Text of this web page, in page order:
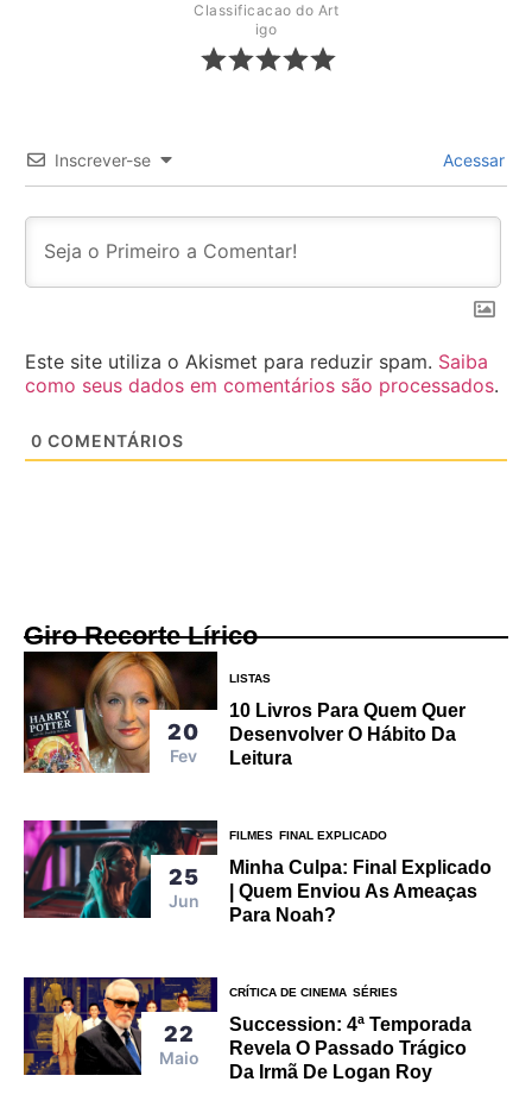
Classificacao do Art
igo
Inscrever-se Acessar
Este site utiliza o Akismet para reduzir spam. Saiba
como seus dados em comentários são processados.
0 COMENTÁRIOS
Giro Recorte Lírico
20
Fev
LISTAS
10 Livros Para Quem Quer
Desenvolver O Hábito Da
Leitura
25
Jun
FILMES FINAL EXPLICADO
Minha Culpa: Final Explicado
| Quem Enviou As Ameaças
Para Noah?
22
Maio
CRÍTICA DE CINEMA SÉRIES
Succession: 4ª Temporada
Revela O Passado Trágico
Da Irmã De Logan Roy